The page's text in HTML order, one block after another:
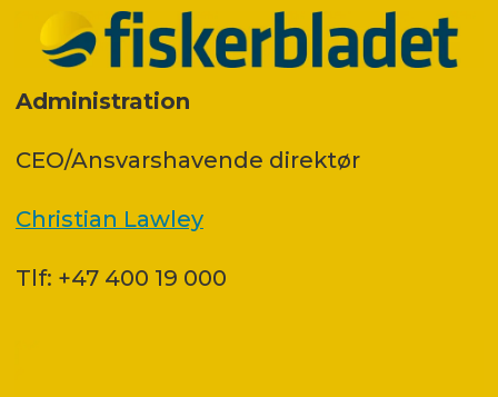
Administration
CEO/Ansvarshavende direktør
Christian Lawley
Tlf: +47 400 19 000